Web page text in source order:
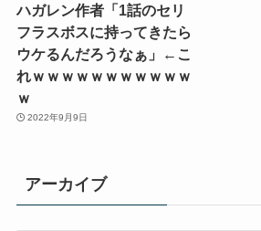
ハガレン作者「1話のセリ
フラスボスに持ってきたら
ウケるんだろうなぁ」←こ
れｗｗｗｗｗｗｗｗｗｗｗ
ｗ
2022年9月9日
アーカイブ